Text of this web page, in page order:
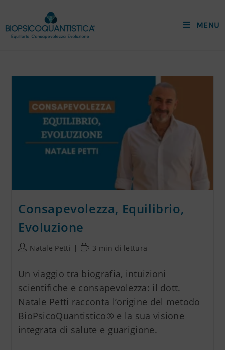
MENU
Consapevolezza, Equilibrio,
Evoluzione
Natale Petti 3 min di lettura
Un viaggio tra biografia, intuizioni
scientifiche e consapevolezza: il dott.
Natale Petti racconta l’origine del metodo
BioPsicoQuantistico® e la sua visione
integrata di salute e guarigione.